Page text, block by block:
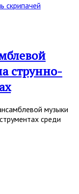
скрипачей
струнно-
музыки
среди